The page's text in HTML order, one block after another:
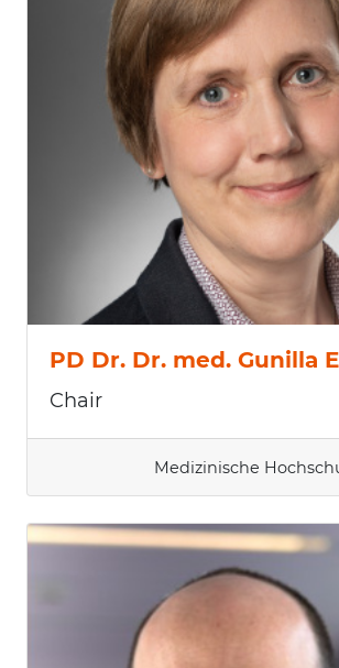
PD Dr. Dr. med. Gunilla
Chair
Medizinische